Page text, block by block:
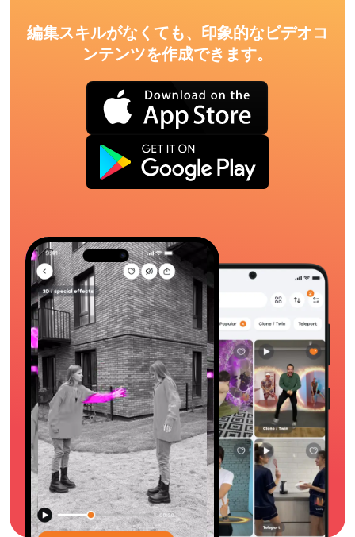
編集スキルがなくても、印象的なビデオコ
ンテンツを作成できます。